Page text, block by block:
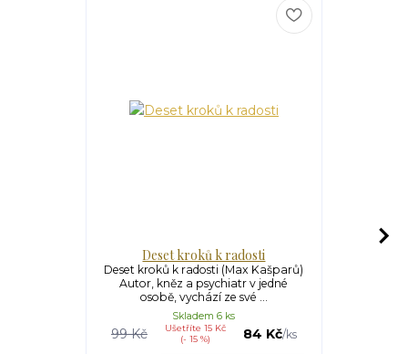
Deset kroků k radosti
Deset kroků k radosti (Max Kašparů)
Autor, kněz a psychiatr v jedné
osobě, vychází ze své ...
99 Kč
Ušetříte 15 Kč
(- 15 %)
84 Kč/ks
Skladem 6 ks